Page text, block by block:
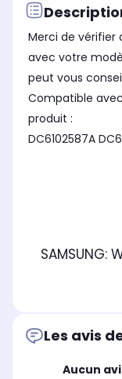
Merci de
avec votre
peut vous
Compatible avec la
produit :
DC6102587A
SAMSUNG:
Les avis
Aucun